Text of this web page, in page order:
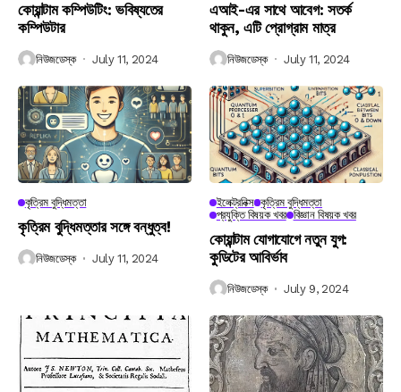
কোয়ান্টাম কম্পিউটিং: ভবিষ্যতের
কম্পিউটার
নিউজডেস্ক July 11, 2024
এআই-এর সাথে আবেগ: সতর্ক
থাকুন, এটি প্রোগ্রাম মাত্র
নিউজডেস্ক July 11, 2024
কৃত্রিম বুদ্ধিমত্তা
কৃত্রিম বুদ্ধিমত্তার সঙ্গে বন্ধুত্ব!
নিউজডেস্ক July 11, 2024
ইলেক্ট্রনিক্স কৃত্রিম বুদ্ধিমত্তা
প্রযুক্তি বিষয়ক খবর বিজ্ঞান বিষয়ক খবর
কোয়ান্টাম যোগাযোগে নতুন যুগ:
কুডিটের আবির্ভাব
নিউজডেস্ক July 9, 2024